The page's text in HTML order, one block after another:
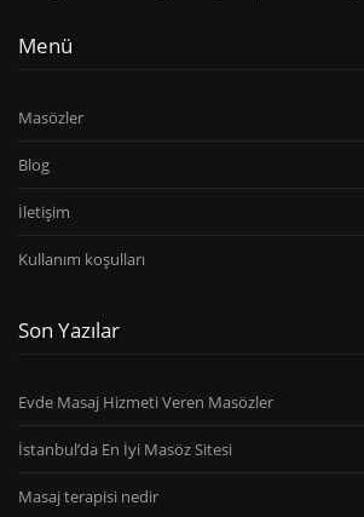
Menü
Masözler
Blog
İletişim
Kullanım koşulları
Son Yazılar
Evde Masaj Hizmeti Veren Masözler
İstanbul’da En İyi Masöz Sitesi
Masaj terapisi nedir